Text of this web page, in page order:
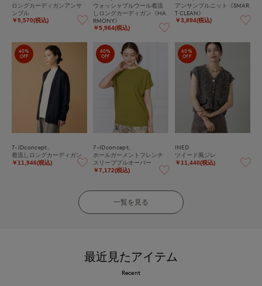
ロングカーディガンアンサ
ンブル
￥9,570(税込)
ウォッシャブルウール着流
しロングカーディガン《HA
RMONY》
￥5,984(税込)
アンサンブルニット《SMAR
T CLEAN》
￥3,894(税込)
40%
OFF
7-IDconcept.
着流しロングカーディガン
￥11,946(税込)
60%
OFF
7-IDconcept.
ホールガーメントフレンチ
スリーブプルオーバー
￥7,172(税込)
60%
OFF
INED
ツイード風ジレ
￥11,440(税込)
一覧を見る
最近見たアイテム
Recent